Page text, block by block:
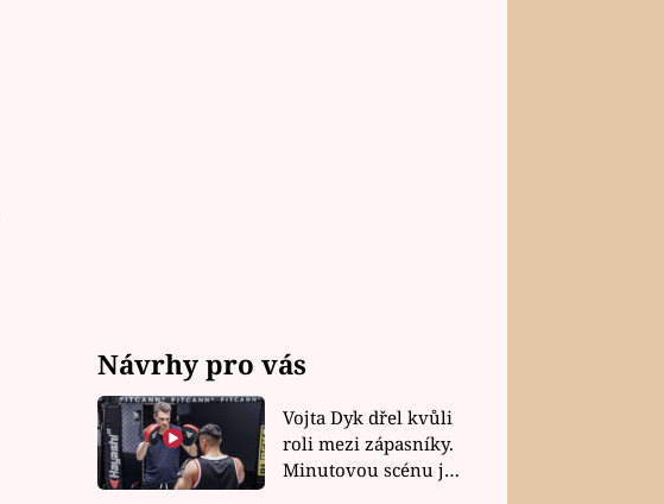
Návrhy pro vás
Vojta Dyk dřel kvůli
roli mezi zápasníky.
Minutovou scénu jel